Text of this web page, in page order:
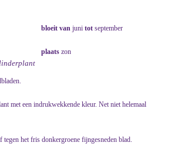
bloeit van juni tot september
plaats zon
met een indrukwekkende kleur. Net niet helemaal
tegen het fris donkergroene fijngesneden blad.